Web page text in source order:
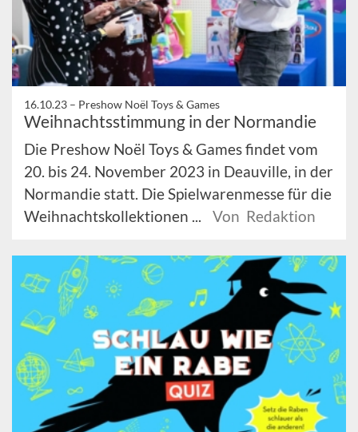
16.10.23 – Preshow Noël Toys & Games
Weihnachtsstimmung in der Normandie
Die Preshow Noël Toys & Games findet vom
20. bis 24. November 2023 in Deauville, in der
Normandie statt. Die Spielwarenmesse für die
Weihnachtskollektionen ...
Von Redaktion